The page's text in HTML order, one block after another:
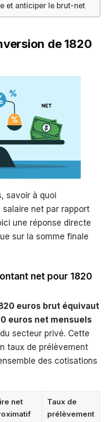
et anticiper le brut-net
de 1820
savoir à quoi
net par rapport
une réponse directe
sur la somme finale
net pour 1820
euros brut équivaut
euros net mensuels
secteur privé. Cette
taux de prélèvement
des cotisations
net
Taux de
prélèvement